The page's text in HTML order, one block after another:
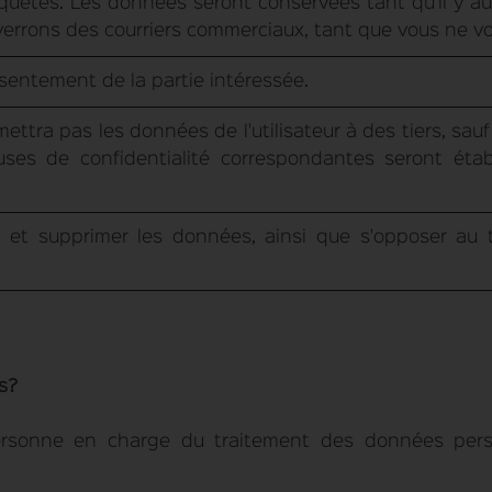
Les données seront conservées tant qu'il y
des courriers commerciaux, tant que vous ne
de la partie intéressée.
pas les données de l'utilisateur à des tiers,
de confidentialité correspondantes seront
et supprimer les données, ainsi que s'opposer
en charge du traitement des données